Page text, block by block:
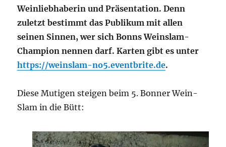
Weinliebhaberin und Präsentation. Denn
zuletzt bestimmt das Publikum mit allen
seinen Sinnen, wer sich Bonns Weinslam-
Champion nennen darf. Karten gibt es unter
https://weinslam-no5.eventbrite.de.
Diese Mutigen steigen beim 5. Bonner Wein-
Slam in die Bütt: